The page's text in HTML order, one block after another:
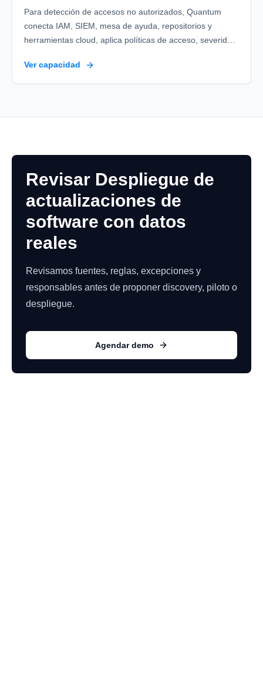
Para detección de accesos no autorizados, Quantum
conecta IAM, SIEM, mesa de ayuda, repositorios y
herramientas cloud, aplica políticas de acceso, severidad,
enriquecidos, alertas priorizadas y evidencia de
cumplimiento.
Ver capacidad
Revisar Despliegue de
actualizaciones de
software con datos
reales
Revisamos fuentes, reglas, excepciones y
responsables antes de proponer discovery, piloto o
despliegue.
Agendar demo